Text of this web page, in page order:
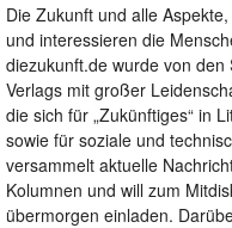
Die Zukunft und alle
und interessieren die
diezukunft.de wurde von
Verlags mit großer
die sich für „Zukünftiges“ in
sowie für soziale und
versammelt aktuelle
Kolumnen und will zum
übermorgen einladen.